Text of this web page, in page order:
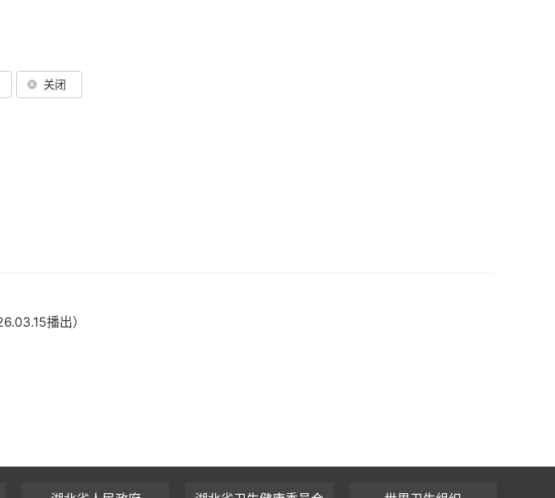
关闭
播出）